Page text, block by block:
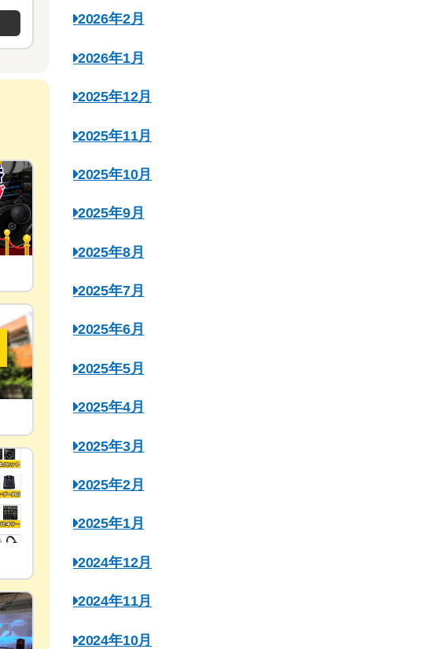
2026年2月
2026年1月
2025年12月
2025年11月
2025年10月
2025年9月
2025年8月
2025年7月
2025年6月
2025年5月
2025年4月
2025年3月
2025年2月
2025年1月
2024年12月
2024年11月
2024年10月